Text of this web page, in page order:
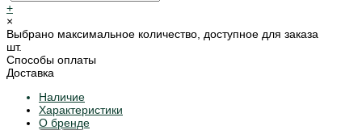
+
×
Выбрано максимальное количество, доступное для заказа
шт.
Способы оплаты
Доставка
Наличие
Характеристики
О бренде